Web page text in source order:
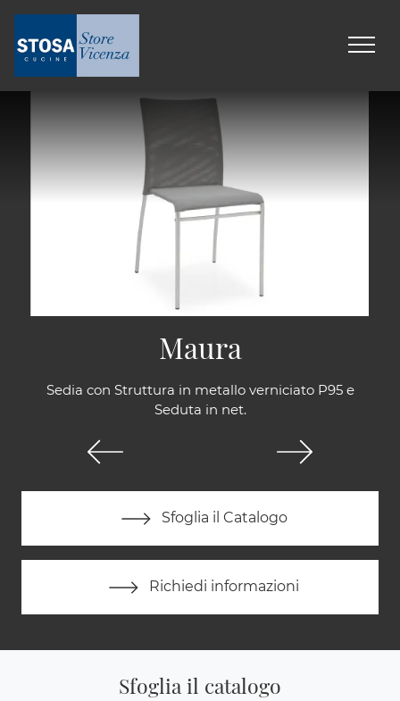
Sedia con Struttura in metallo verniciato P95 e
Seduta in net.
Sfoglia il Catalogo
Richiedi informazioni
Maura
Sfoglia il catalogo